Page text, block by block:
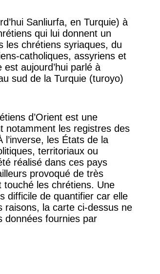
Sanliurfa, en Turquie) à
qui lui donnent un
les chrétiens syriaques, du
catholiques, assyriens et
aujourd’hui parlé à
sud de la Turquie (turoyo)
d’Orient est une
notamment les registres des
les États de la
territoriaux ou
réalisé dans ces pays
provoqué de très
les chrétiens. Une
difficile de quantifier car elle
raisons, la carte ci-dessus ne
données fournies par